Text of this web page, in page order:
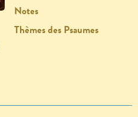
Notes
Thèmes des Psaumes